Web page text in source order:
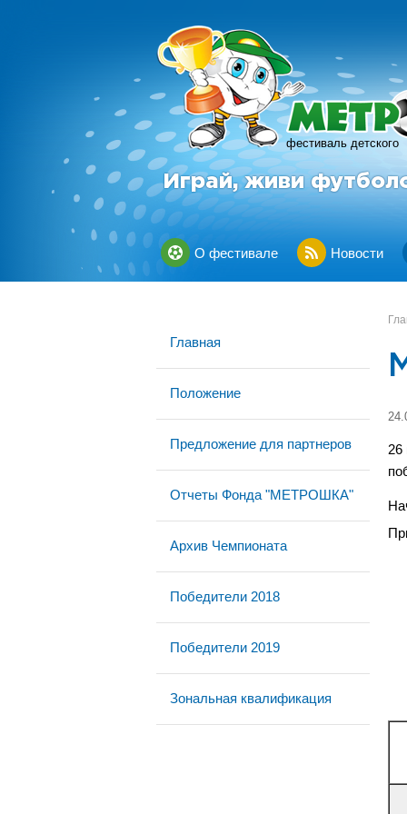
фестиваль детского
Играй, живи
О фестивале Новости
Главная
Положение
Предложение для партнеров
Отчеты Фонда "МЕТРОШКА"
Архив Чемпионата
Победители 2018
Победители 2019
Зональная квалификация
26